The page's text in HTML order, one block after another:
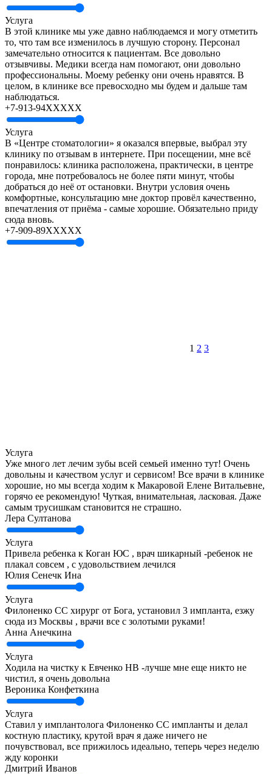
Услуга
В этой клинике мы уже давно наблюдаемся и могу отметить
то, что там все изменилось в лучшую сторону. Персонал
замечательно относится к пациентам. Все довольно
отзывчивы. Медики всегда нам помогают, они довольно
профессиональны. Моему ребенку они очень нравятся. В
целом, в клинике все превосходно мы будем и дальше там
наблюдаться.
+7-913-94XXXXX
Услуга
В «Центре стоматологии» я оказался впервые, выбрал эту
клинику по отзывам в интернете. При посещении, мне всё
понравилось: клиника расположена, практически, в центре
города, мне потребовалось не более пяти минут, чтобы
добраться до неё от остановки. Внутри условия очень
комфортные, консультацию мне доктор провёл качественно,
впечатления от приёма - самые хорошие. Обязательно приду
сюда вновь.
+7-909-89XXXXX
1 2 3
Услуга
Уже много лет лечим зубы всей семьей именно тут! Очень
довольны и качеством услуг и сервисом! Все врачи в клинике
хорошие, но мы всегда ходим к Макаровой Елене Витальевне,
горячо ее рекомендую! Чуткая, внимательная, ласковая. Даже
самым трусишкам становится не страшно.
Лера Султанова
Услуга
Привела ребенка к Коган ЮС , врач шикарный -ребенок не
плакал совсем , с удовольствием лечился
Юлия Сенечк Ина
Услуга
Филоненко СС хирург от Бога, установил 3 импланта, езжу
сюда из Москвы , врачи все с золотыми руками!
​Анна Анечкина
Услуга
Ходила на чистку к Евченко НВ -лучше мне еще никто не
чистил, я очень довольна
​Вероника Конфеткина​
Услуга
Ставил у имплантолога Филоненко СС импланты и делал
костную пластику, крутой врач я даже ничего не
почувствовал, все прижилось идеально, теперь через неделю
жду коронки
Дмитрий Иванов